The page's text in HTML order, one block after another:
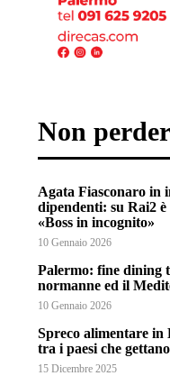
Non
Agata Fiasconaro in
dipendenti: su Rai2
«Boss in incognito»
10 Gennaio 2026
Palermo: fine dining
normanne ed il
10 Gennaio 2026
Spreco alimentare in
tra i paesi che
15 Dicembre 2025